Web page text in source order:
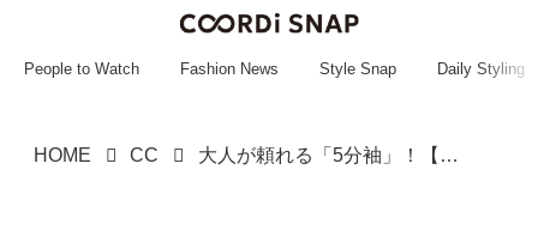
~~~~~~~~~~~
People to Watch Fashion News Style Snap Daily Styling
HOME CC 大人が頼れる「5分袖」！【GU新作】気になる二の腕カバーに♡「万能トップス」